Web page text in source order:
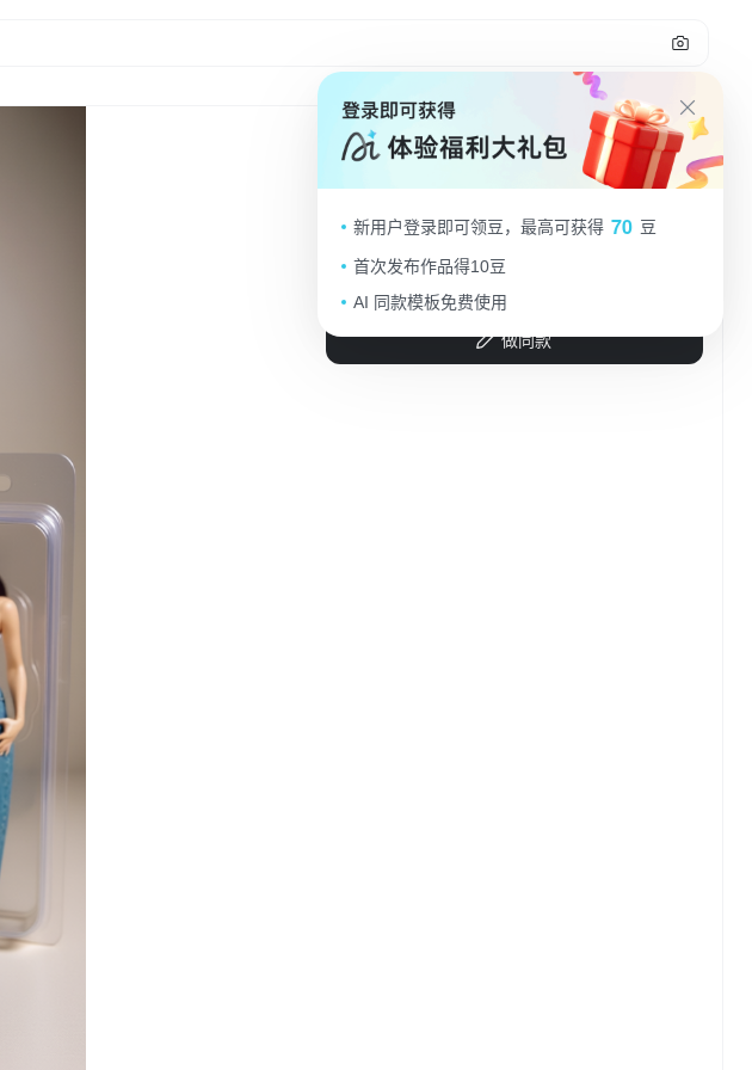
58
料风设计，未来感屏幕背景。
1pzw9p7ozd-...
做同款
新用户登录即可领豆，最高可获得 70 豆
首次发布作品得10豆
AI 同款模板免费使用